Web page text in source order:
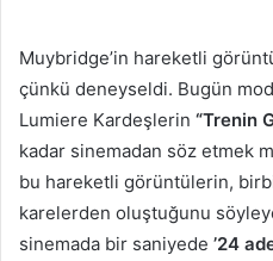
Muybridge’in hareketli
çünkü deneyseldi. Bugün
Lumiere Kardeşlerin “Trenin
kadar sinemadan söz etmek
bu hareketli görüntülerin,
karelerden oluştuğunu
sinemada bir saniyede ’24